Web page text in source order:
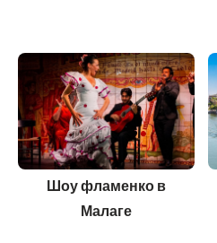
Шоу фламенко в
Малаге